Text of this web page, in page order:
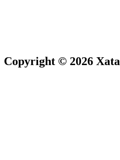
Copyright © 2026 Xata